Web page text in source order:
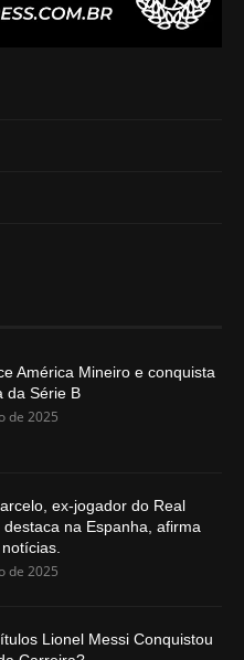
América Mineiro e conquista
da Série B
de 2025
ex-jogador do Real
destaca na Espanha, afirma
de 2025
Lionel Messi Conquistou